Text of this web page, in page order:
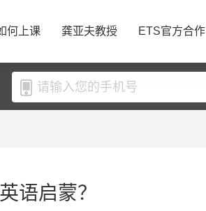
何上课 龚亚夫教授 ETS官方合作
语启蒙？